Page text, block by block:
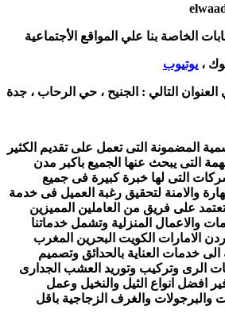
الخاصة بنا علي المواقع الأجتماعية
، يوتيوب
التالي : الجنيح ، حي الرحاب ، جدة
المضمونة التى تعمل على تقديم الكثير
التى يبحث عنها الجميع باكبر مدن
التى لها خبرة كبيرة فى جميع
والامنة لتحقيق رغبة العميل فى خدمة
على فريق من العاملين المميزين
والاعمال المنزلية وتشمل خدماتنا
الامارات الكويت البحرين المغرب
خدمات العناية بالحدائق وتصميم
الرى وتركيب وتوريد العشب الجدارى
افضل انواع الثيل والنخيل وعمل
والبرجولات والغرف الزجاجية باقل